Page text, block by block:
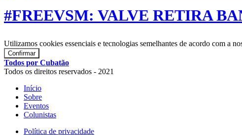
#FREEVSM: VALVE RETIRA
Utilizamos cookies essenciais e tecnologias semelhantes de acordo com a
Confirmar
Todos por Cubatão
Todos os direitos reservados - 2021
Início
Sobre
Eventos
Colunistas
Política de privacidade